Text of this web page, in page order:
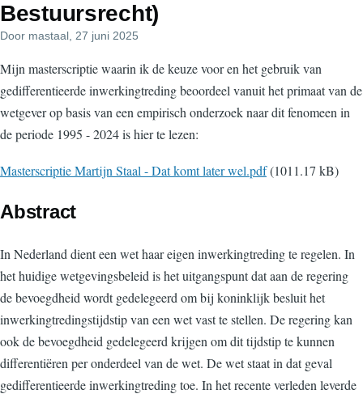
Bestuursrecht)
Door mastaal , 27 juni 2025
Mijn masterscriptie waarin ik de keuze voor en het gebruik van
gedifferentieerde inwerkingtreding beoordeel vanuit het primaat van de
wetgever op basis van een empirisch onderzoek naar dit fenomeen in
de periode 1995 - 2024 is hier te lezen:
Document
Masterscriptie Martijn Staal - Dat komt later wel.pdf(1011.17 kB)
Abstract
In Nederland dient een wet haar eigen inwerkingtreding te regelen. In
het huidige wetgevingsbeleid is het uitgangspunt dat aan de regering
de bevoegdheid wordt gedelegeerd om bij koninklijk besluit het
inwerkingtredingstijdstip van een wet vast te stellen. De regering kan
ook de bevoegdheid gedelegeerd krijgen om dit tijdstip te kunnen
differentiëren per onderdeel van de wet. De wet staat in dat geval
gedifferentieerde inwerkingtreding toe. In het recente verleden leverde